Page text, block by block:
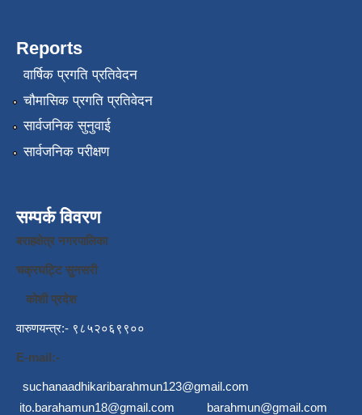
Reports
वार्षिक प्रगति प्रतिवेदन
चौमासिक प्रगति प्रतिवेदन
सार्वजनिक सुनुवाई
सार्वजनिक परीक्षण
सम्पर्क विवरण
बराहक्षेत्र नगरपालिका
चक्रघट्टि सुनसरी
कोशी प्रदेश
वारुणयन्त्र:- ९८५२०६९९००
E-mail:-
suchanaadhikaribarahmun123@gmail.com
ito.barahamun18@gmail.com
barahmun@gmail.com